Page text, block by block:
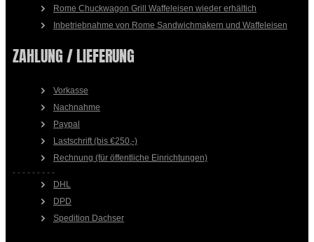
Rome Chuckwagon Grill Waffeleisen wieder erhältich
Inbetriebnahme von Rome Sandwichmakern und Waffeleisen
ZAHLUNG / LIEFERUNG
Vorkasse
Nachnahme
Paypal
Lastschrift (bis €250,-)
Rechnung (für öffentliche Einrichtungen)
- - - - - - - - -
DHL
DPD
Spedition Dachser